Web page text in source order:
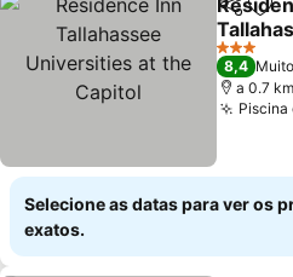
Partilhar
at the
Ver
3 Estrelas
8,4
a 0.7
Piscina
Selecione as datas para ver os
exatos.